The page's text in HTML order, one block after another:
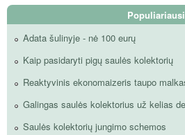
Populiariausi
Adata šulinyje - nė 100 eurų
Kaip pasidaryti pigų saulės kolektorių
Reaktyvinis ekonomaizeris taupo
Galingas saulės kolektorius už kelias
Saulės kolektorių jungimo schemos